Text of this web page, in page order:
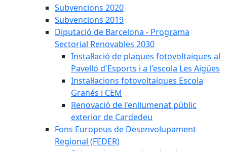
Subvencions 2020
Subvencions 2019
Diputació de Barcelona - Programa
Sectorial Renovables 2030
Instal·lació de plaques fotovoltaiques al
Pavelló d'Esports i a l'escola Les Aigües
Instal·lacions fotovoltaiques Escola
Granés i CEM
Renovació de l'enllumenat públic
exterior de Cardedeu
Fons Europeus de Desenvolupament
Regional (FEDER)